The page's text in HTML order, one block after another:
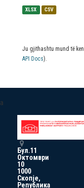
XLSX CSV
Ju gjithashtu mund të
API Docs).
a
Бул.11
Октомври
10
1000
Скопје,
Република